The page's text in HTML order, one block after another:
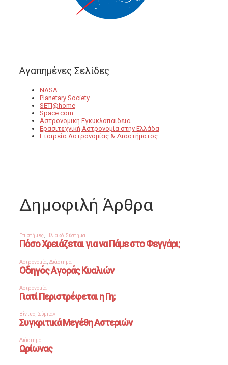
Αγαπημένες Σελίδες
NASA
Planetary Society
SETI@home
Space.com
Αστρονομική Εγκυκλοπαίδεια
Ερασιτεχνική Αστρονομία στην Ελλάδα
Εταιρεία Αστρονομίας & Διαστήματος
Δημοφιλή Άρθρα